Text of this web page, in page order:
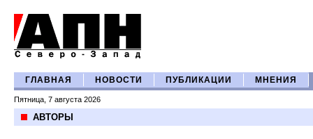
ГЛАВНАЯ НОВОСТИ ПУБЛИКАЦИИ МНЕНИЯ
Пятница, 7 августа 2026
АВТОРЫ